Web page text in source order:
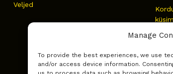
Manage
To provide the best experiences, we use
and/or access device information.
Veljed
Kust